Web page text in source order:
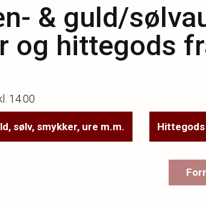
& guld/
og hittegods
14.00
sølv, smykker, ure m.m.